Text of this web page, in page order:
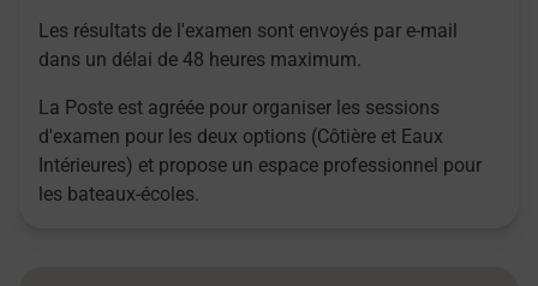
Les résultats de l'examen sont envoyés par e-mail
dans un délai de 48 heures maximum.
La Poste est agréée pour organiser les sessions
d'examen pour les deux options (Côtière et Eaux
Intérieures) et propose un espace professionnel pour
les bateaux-écoles.